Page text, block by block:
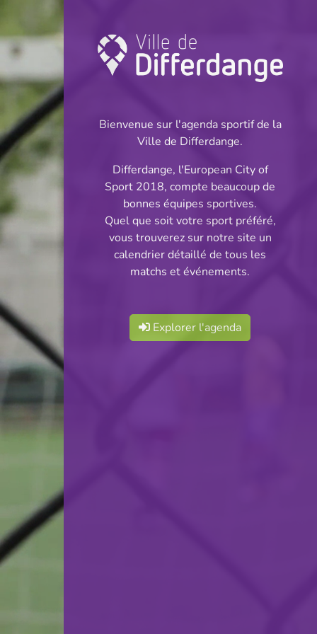
Championnat:
INFOS
14.04.2024
16:00
Stade des Mineurs
Partager
Division 2 - Série 2
Bienvenue sur l'agenda sportif de la
Ville de Differdange.
Differdange, l'European City of
Sport 2018, compte beaucoup de
bonnes équipes sportives.
Quel que soit votre sport préféré,
vous trouverez sur notre site un
calendrier détaillé de tous les
matchs et événements.
Explorer l'agenda